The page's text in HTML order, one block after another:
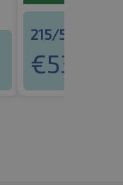
215/50R17 95W
€53.58